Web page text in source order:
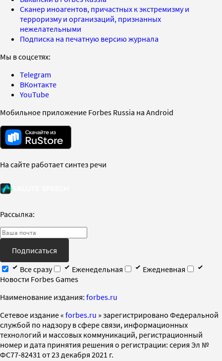
Сканер иноагентов, причастных к экстремизму и
терроризму и организаций, признанных
нежелательными
Подписка на печатную версию журнала
Мы в соцсетях:
Telegram
ВКонтакте
YouTube
Мобильное приложение Forbes Russia на Android
На сайте работает синтез речи
Рассылка:
Подписаться
Все сразу
Еженедельная
Ежедневная
Новости Forbes Games
Наименование издания: forbes.ru
Cетевое издание « forbes.ru » зарегистрировано Федеральной
службой по надзору в сфере связи, информационных
технологий и массовых коммуникаций, регистрационный
номер и дата принятия решения о регистрации: серия Эл №
ФС77-82431 от 23 декабря 2021 г.